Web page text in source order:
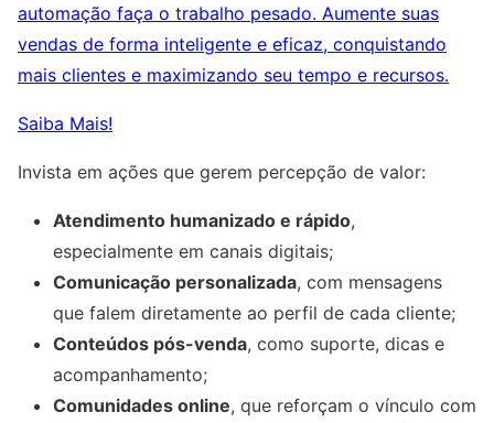
automação faça o trabalho pesado. Aumente suas
vendas de forma inteligente e eficaz, conquistando
mais clientes e maximizando seu tempo e recursos.
Saiba Mais!
Invista em ações que gerem percepção de valor:
Atendimento humanizado e rápido,
especialmente em canais digitais;
Comunicação personalizada, com mensagens
que falem diretamente ao perfil de cada cliente;
Conteúdos pós-venda, como suporte, dicas e
acompanhamento;
Comunidades online, que reforçam o vínculo com